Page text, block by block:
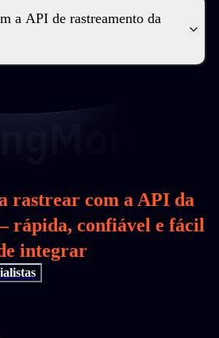
a API de rastreamento da
rastrear com a API da
rápida, confiável e fácil
integrar